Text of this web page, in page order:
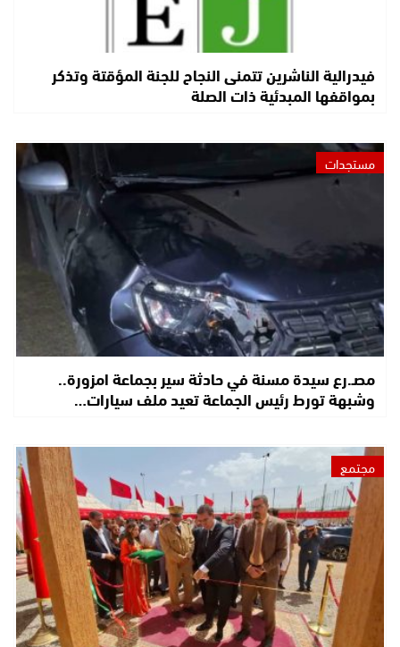
فيدرالية الناشرين تتمنى النجاح للجنة المؤقتة وتذكر
بمواقفها المبدئية ذات الصلة
مستجدات
مصـ.رع سيدة مسنة في حادثة سير بجماعة امزورة..
وشبهة تورط رئيس الجماعة تعيد ملف سيارات…
مجتمع